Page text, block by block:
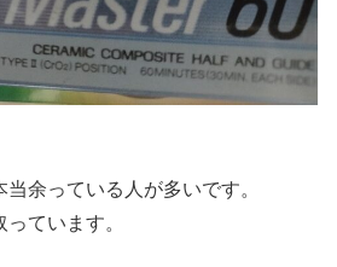
余っている人が多いです。
っています。